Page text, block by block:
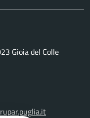
Gioia del Colle